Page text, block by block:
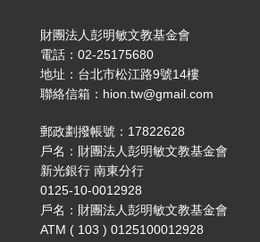
財團法人彭明敏文教基金會
電話：02-25175680
地址：台北市松江路9號14樓
聯絡信箱：hion.tw@gmail.com
郵政劃撥帳號：17822628
戶名：財團法人彭明敏文教基金會
新光銀行 南東分行
0125-10-0012928
戶名：財團法人彭明敏文教基金會
ATM ( 103 ) 0125100012928